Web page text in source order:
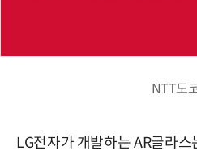
NTT도
LG전자가 개발하는 AR글라